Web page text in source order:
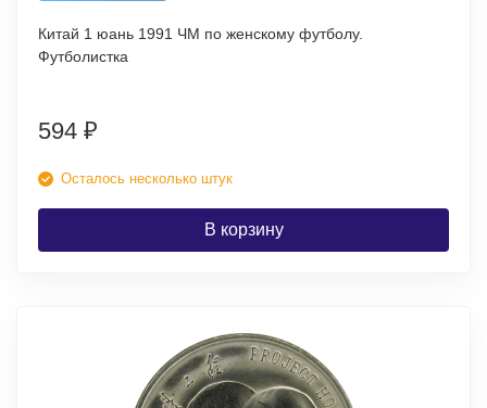
Китай 1 юань 1991 ЧМ по женскому футболу.
Футболистка
594 ₽
Осталось несколько штук
В корзину